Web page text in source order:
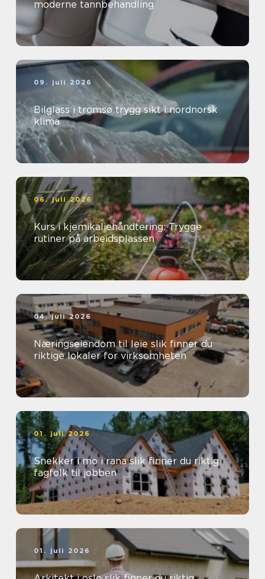
moderne tannbehandling
09. juli 2026
Bilglass i tromsø trygg sikt i nordnorsk
klima
06. juli 2026
Kurs i kjemikaliehåndtering: Trygge
rutiner på arbeidsplassen
04. juli 2026
Næringseiendom til leie slik finner du
riktige lokaler for virksomheten
01. juli 2026
Snekker i mo i rana slik finner du riktig
fagfolk til jobben
01. juli 2026